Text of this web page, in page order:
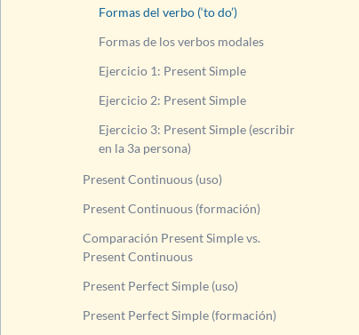
Present
Present
Present
Present
Futuro
Formas del verbo (‘to do’)
Formas de los verbos modales
Ejercicio 1: Present Simple
Ejercicio 2: Present Simple
Ejercicio 3: Present Simple (escribir
en la 3a persona)
Present Continuous (uso)
Present Continuous (formación)
Comparación Present Simple vs.
Present Continuous
Present Perfect Simple (uso)
Present Perfect Simple (formación)